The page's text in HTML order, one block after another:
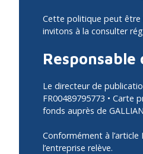
Cette politique peut être
invitons à la consulter
Le directeur de
FR00489795773 • Carte
fonds auprès de
Conformément à
l’entreprise relève.